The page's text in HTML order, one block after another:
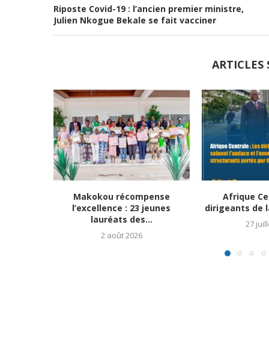
Riposte Covid-19 : l’ancien premier ministre,
Julien Nkogue Bekale se fait vacciner
ARTICLES
Makokou récompense
l’excellence : 23 jeunes
lauréats des...
2 août 2026
Afrique
dirigeants de
27